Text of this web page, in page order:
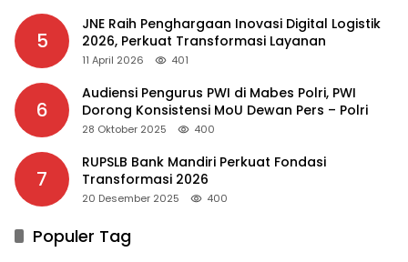
5
JNE Raih Penghargaan Inovasi Digital Logistik
2026, Perkuat Transformasi Layanan
11 April 2026 401
6
Audiensi Pengurus PWI di Mabes Polri, PWI
Dorong Konsistensi MoU Dewan Pers – Polri
28 Oktober 2025 400
7
RUPSLB Bank Mandiri Perkuat Fondasi
Transformasi 2026
20 Desember 2025 400
Populer Tag